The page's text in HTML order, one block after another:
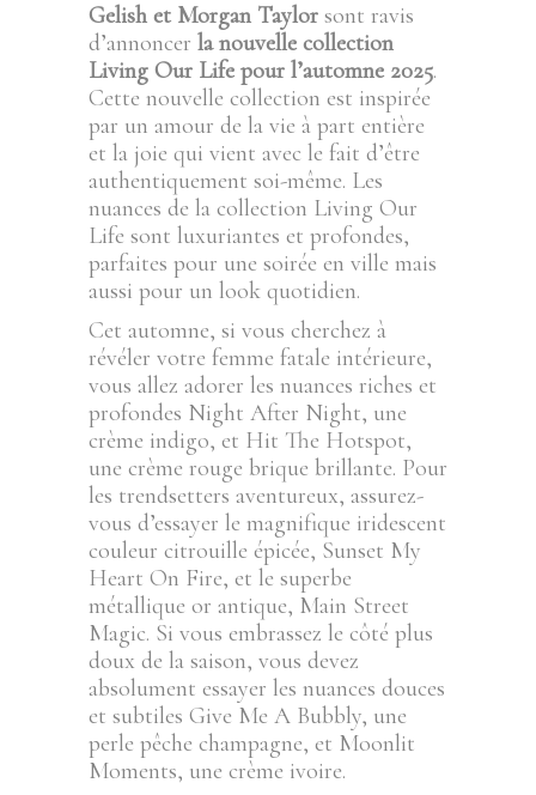
Gelish et Morgan Taylor sont ravis
d’annoncer la nouvelle collection
Living Our Life pour l’automne 2025.
Cette nouvelle collection est inspirée
par un amour de la vie à part entière
et la joie qui vient avec le fait d’être
authentiquement soi-même. Les
nuances de la collection Living Our
Life sont luxuriantes et profondes,
parfaites pour une soirée en ville mais
aussi pour un look quotidien.
Cet automne, si vous cherchez à
révéler votre femme fatale intérieure,
vous allez adorer les nuances riches et
profondes Night After Night, une
crème indigo, et Hit The Hotspot,
une crème rouge brique brillante. Pour
les trendsetters aventureux, assurez-
vous d’essayer le magnifique iridescent
couleur citrouille épicée, Sunset My
Heart On Fire, et le superbe
métallique or antique, Main Street
Magic. Si vous embrassez le côté plus
doux de la saison, vous devez
absolument essayer les nuances douces
et subtiles Give Me A Bubbly, une
perle pêche champagne, et Moonlit
Moments, une crème ivoire.